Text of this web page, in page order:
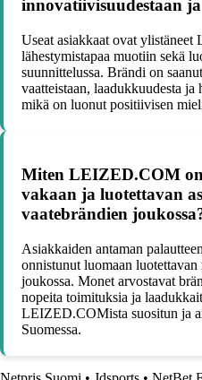
innovatiivisuudestaan
Useat asiakkaat ovat
lähestymistapaa muotiin sekä
suunnittelussa. Brändi on
vaatteistaan, laadukkuudesta
mikä on luonut positiivisen
Miten LEIZED.COM
vakaan ja luotettavan
vaatebrändien
Asiakkaiden antaman
onnistunut luomaan luotettavan
joukossa. Monet arvostavat
nopeita toimituksia ja
LEIZED.COMista suositun ja
Suomessa.